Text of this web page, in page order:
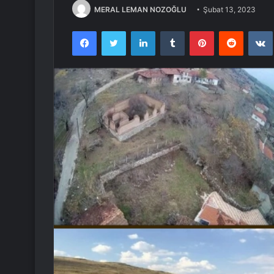
MERAL LEMAN NOZOĞLU Şubat 13, 2023
FacebookTwitter LinkedInTumblr PinterestReddit